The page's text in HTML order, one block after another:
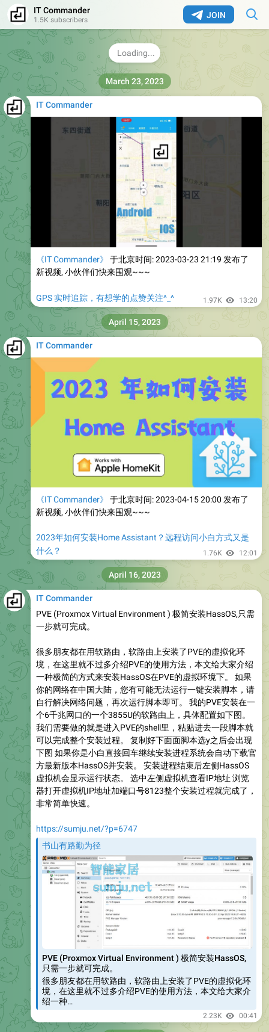
JOIN
IT Commander
1.5K subscribers
Commander 写的Addons
IT Commander 写的Addons. Contribute to 5high/Home-
Assistant-Addons development by creating an account
on GitHub.
IT Commander
《IT Commander》
于北京时间: 2023-03-23 21:19 发布了
新视频, 小伙伴们快来围观~~~
GPS 实时追踪，有想学的点赞关注^_^ 1.97K 13:20
March 23, 2023
IT Commander
《IT Commander》
于北京时间: 2023-04-15 20:00 发布了
新视频, 小伙伴们快来围观~~~
2023年如何安装Home Assistant？远程访问小白方式又是
什么？
1.76K 12:01
April 15, 2023
IT Commander
PVE (Proxmox Virtual Environment ) 极简安装HassOS,只需
一步就可完成。
很多朋友都在用软路由，软路由上安装了PVE的虚拟化环
境，在这里就不过多介绍PVE的使用方法，本文给大家介绍
一种极简的方式来安装HassOS在PVE的虚拟环境下。 如果
你的网络在中国大陆，您有可能无法运行一键安装脚本，请
自行解决网络问题，再次运行脚本即可。 我的PVE安装在一
个6千兆网口的一个3855U的软路由上，具体配置如下图。
我们需要做的就是进入PVE的shell里，粘贴进去一段脚本就
可以完成整个安装过程。 复制好下面面脚本选y之后会出现
下图 如果你是小白直接回车继续安装进程系统会自动下载官
方最新版本HassOS并安装。 安装进程结束后左侧HassOS
虚拟机会显示运行状态。 选中左侧虚拟机查看IP地址 浏览
器打开虚拟机IP地址加端口号8123整个安装过程就完成了，
非常简单快速。
https://sumju.net/?p=6747
书山有路勤为径
PVE (Proxmox Virtual Environment ) 极简安装HassOS,
只需一步就可完成。
很多朋友都在用软路由，软路由上安装了PVE的虚拟化环
境，在这里就不过多介绍PVE的使用方法，本文给大家介
绍一种…
2.23K 00:41
April 16, 2023